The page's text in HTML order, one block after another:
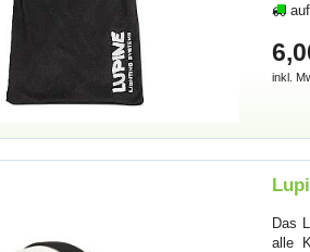
inkl.
Das
alle